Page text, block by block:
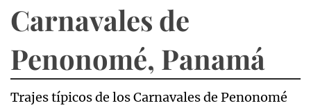
Carnavales de
Penonomé, Panamá
Trajes típicos de los Carnavales de Penonomé